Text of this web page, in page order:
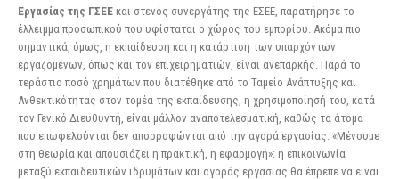
Εργασίας της ΓΣΕΕ και στενός συνεργάτης της ΕΣΕΕ, παρατήρησε το
έλλειμμα προσωπικού που υφίσταται ο χώρος του εμπορίου. Ακόμα πιο
σημαντικά, όμως, η εκπαίδευση και η κατάρτιση των υπαρχόντων
εργαζομένων, όπως και τον επιχειρηματιών, είναι ανεπαρκής. Παρά το
τεράστιο ποσό χρημάτων που διατέθηκε από το Ταμείο Ανάπτυξης και
Ανθεκτικότητας στον τομέα της εκπαίδευσης, η χρησιμοποίησή του, κατά
τον Γενικό Διευθυντή, είναι μάλλον αναποτελεσματική, καθώς τα άτομα
που επωφελούνται δεν απορροφώνται από την αγορά εργασίας. «Μένουμε
στη θεωρία και απουσιάζει η πρακτική, η εφαρμογή»: η επικοινωνία
μεταξύ εκπαιδευτικών ιδρυμάτων και αγοράς εργασίας θα έπρεπε να είναι